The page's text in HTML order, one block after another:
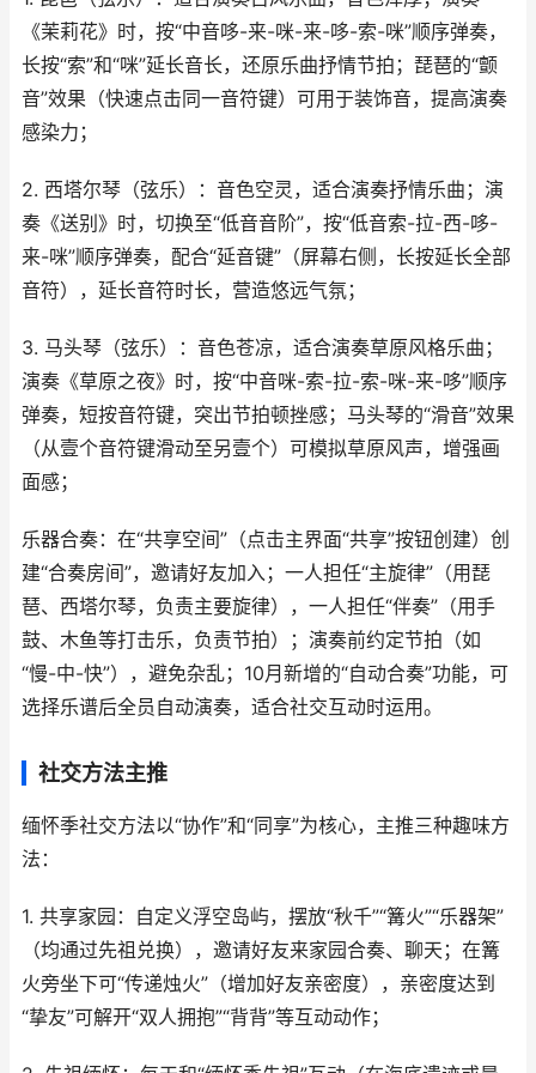
《茉莉花》时，按“中音哆-来-咪-来-哆-索-咪”顺序弹奏，
长按“索”和“咪”延长音长，还原乐曲抒情节拍；琵琶的“颤
音”效果（快速点击同一音符键）可用于装饰音，提高演奏
感染力；
2. 西塔尔琴（弦乐）：音色空灵，适合演奏抒情乐曲；演
奏《送别》时，切换至“低音音阶”，按“低音索-拉-西-哆-
来-咪”顺序弹奏，配合“延音键”（屏幕右侧，长按延长全部
音符），延长音符时长，营造悠远气氛；
3. 马头琴（弦乐）：音色苍凉，适合演奏草原风格乐曲；
演奏《草原之夜》时，按“中音咪-索-拉-索-咪-来-哆”顺序
弹奏，短按音符键，突出节拍顿挫感；马头琴的“滑音”效果
（从壹个音符键滑动至另壹个）可模拟草原风声，增强画
面感；
乐器合奏：在“共享空间”（点击主界面“共享”按钮创建）创
建“合奏房间”，邀请好友加入；一人担任“主旋律”（用琵
琶、西塔尔琴，负责主要旋律），一人担任“伴奏”（用手
鼓、木鱼等打击乐，负责节拍）；演奏前约定节拍（如
“慢-中-快”），避免杂乱；10月新增的“自动合奏”功能，可
选择乐谱后全员自动演奏，适合社交互动时运用。
社交方法主推
缅怀季社交方法以“协作”和“同享”为核心，主推三种趣味方
法：
1. 共享家园：自定义浮空岛屿，摆放“秋千”“篝火”“乐器架”
（均通过先祖兑换），邀请好友来家园合奏、聊天；在篝
火旁坐下可“传递烛火”（增加好友亲密度），亲密度达到
“挚友”可解开“双人拥抱”“背背”等互动动作；